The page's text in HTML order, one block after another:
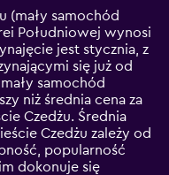
(mały samochód
Południowej wynosi
jest stycznia, z
się już od
samochód
niż średnia cena za
Czedżu. Średnia
Czedżu zależy od
popularność
dokonuje się